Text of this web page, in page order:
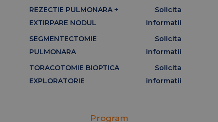
REZECTIE PULMONARA +
EXTIRPARE NODUL
Solicita
informatii
SEGMENTECTOMIE
PULMONARA
Solicita
informatii
TORACOTOMIE BIOPTICA
EXPLORATORIE
Solicita
informatii
Program